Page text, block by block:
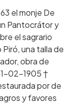
el monje De
Pantocrátor y
el sagrario
una talla de
obra de
02-1905 †
por de
y favores